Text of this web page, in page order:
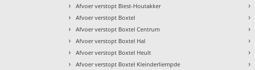
› Afvoer verstopt Biest-Houtakker
› Afvoer verstopt Boxtel
› Afvoer verstopt Boxtel Centrum
› Afvoer verstopt Boxtel Hal
› Afvoer verstopt Boxtel Heult
› Afvoer verstopt Boxtel Kleinderliempde
›
›
›
›
›
›